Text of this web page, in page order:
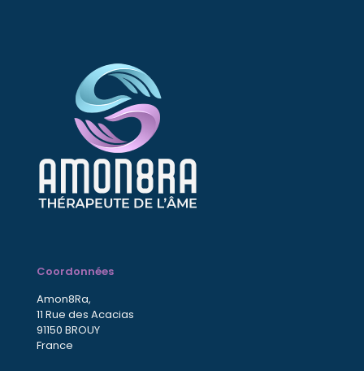
Coordonnées
Amon8Ra,
11 Rue des Acacias
91150 BROUY
France